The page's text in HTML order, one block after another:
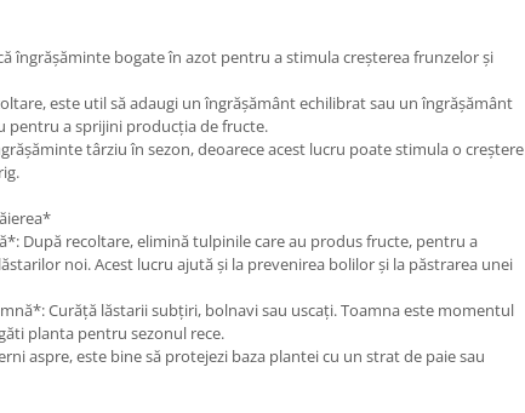
îngrășăminte bogate în azot pentru a stimula creșterea frunzelor și
este util să adaugi un îngrășământ echilibrat sau un îngrășământ
pentru a sprijini producția de fructe.
târziu în sezon, deoarece acest lucru poate stimula o creștere
După recoltare, elimină tulpinile care au produs fructe, pentru a
noi. Acest lucru ajută și la prevenirea bolilor și la păstrarea unei
Curăță lăstarii subțiri, bolnavi sau uscați. Toamna este momentul
planta pentru sezonul rece.
aspre, este bine să protejezi baza plantei cu un strat de paie sau